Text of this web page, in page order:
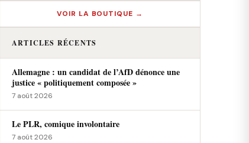
VOIR LA BOUTIQUE →
ARTICLES RÉCENTS
Allemagne : un candidat de l’AfD dénonce une
justice « politiquement composée »
7 août 2026
Le PLR, comique involontaire
7 août 2026